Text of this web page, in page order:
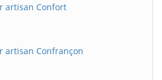
artisan Confort
artisan Confrançon